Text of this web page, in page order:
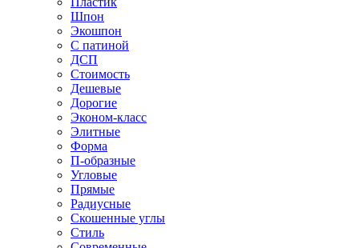
Шпон
Экошпон
С патиной
ДСП
Стоимость
Дешевые
Дорогие
Эконом-класс
Элитные
Форма
П-образные
Угловые
Прямые
Радиусные
Скошенные углы
Стиль